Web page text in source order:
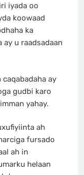
iyada oo
koowaad
ka
ay u raadsadaan
ay
gudbi karo
yahay.
ah
fursado
ah in
helaan